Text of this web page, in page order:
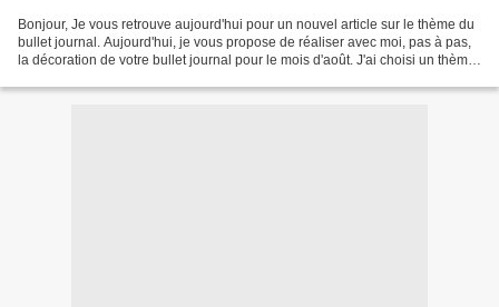
Bonjour, Je vous retrouve aujourd'hui pour un nouvel article sur le thème du
bullet journal. Aujourd'hui, je vous propose de réaliser avec moi, pas à pas,
la décoration de votre bullet journal pour le mois d'août. J'ai choisi un thème